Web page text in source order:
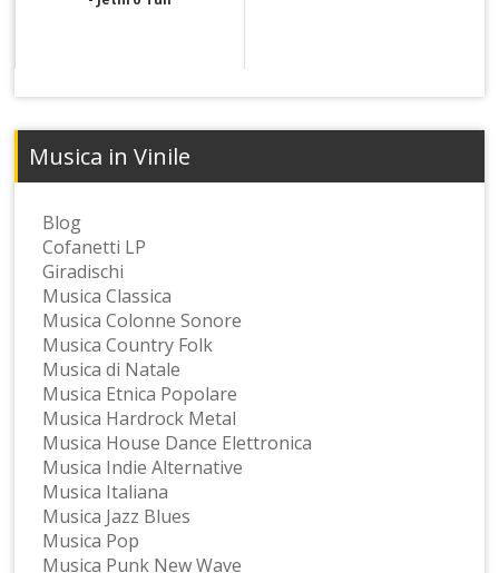
Musica in Vinile
Blog
Cofanetti LP
Giradischi
Musica Classica
Musica Colonne Sonore
Musica Country Folk
Musica di Natale
Musica Etnica Popolare
Musica Hardrock Metal
Musica House Dance Elettronica
Musica Indie Alternative
Musica Italiana
Musica Jazz Blues
Musica Pop
Musica Punk New Wave